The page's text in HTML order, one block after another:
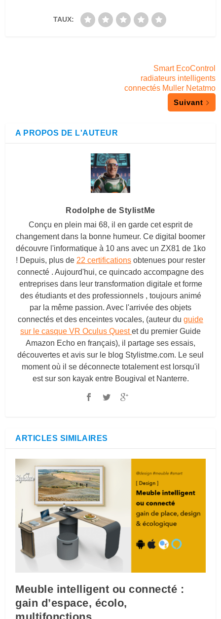
TAUX:
Smart EcoControl
radiateurs intelligents
connectés Muller Netatmo
Suivant
A PROPOS DE L'AUTEUR
Rodolphe de StylistMe
Conçu en plein mai 68, il en garde cet esprit de
changement dans la bonne humeur. Ce digital boomer
découvre l'informatique à 10 ans avec un ZX81 de 1ko
! Depuis, plus de 22 certifications obtenues pour rester
connecté . Aujourd'hui, ce quincado accompagne des
entreprises dans leur transformation digitale et forme
des étudiants et des professionnels , toujours animé
par la même passion. Avec l'arrivée des objets
connectés et des enceintes vocales, (auteur du guide
sur le casque VR Oculus Questet du premier Guide
Amazon Echo en français), il partage ses essais,
découvertes et avis sur le blog Stylistme.com. Le seul
moment où il se déconnecte totalement est lorsqu'il
est sur son kayak entre Bougival et Nanterre.
ARTICLES SIMILAIRES
Meuble intelligent ou connecté :
gain d’espace, écolo,